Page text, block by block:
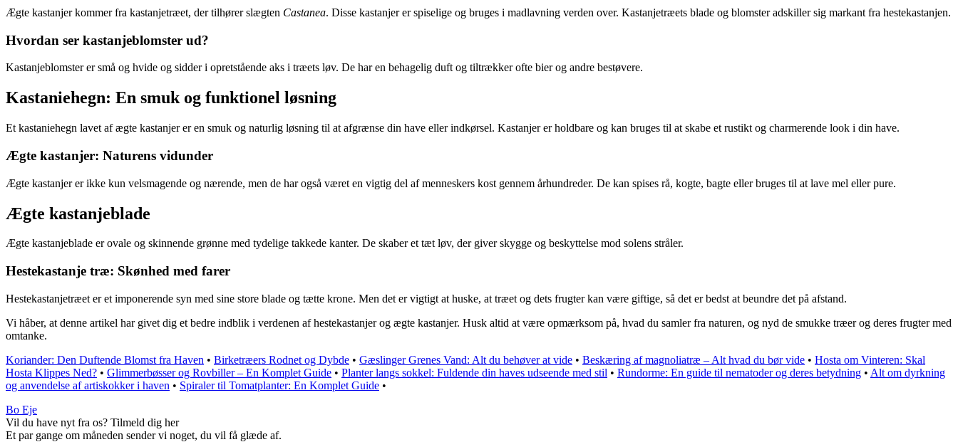
Ægte kastanjer kommer fra kastanjetræet, der tilhører slægten Castanea. Disse kastanjer er spiselige og bruges i madlavning verden over. Kastanjetræets blade og blomster adskiller sig markant fra hestekastanjen.
Hvordan ser kastanjeblomster ud?
Kastanjeblomster er små og hvide og sidder i opretstående aks i træets løv. De har en behagelig duft og tiltrækker ofte bier og andre bestøvere.
Kastaniehegn: En smuk og funktionel løsning
Et kastaniehegn lavet af ægte kastanjer er en smuk og naturlig løsning til at afgrænse din have eller indkørsel. Kastanjer er holdbare og kan bruges til at skabe et rustikt og charmerende look i din have.
Ægte kastanjer: Naturens vidunder
Ægte kastanjer er ikke kun velsmagende og nærende, men de har også været en vigtig del af menneskers kost gennem århundreder. De kan spises rå, kogte, bagte eller bruges til at lave mel eller pure.
Ægte kastanjeblade
Ægte kastanjeblade er ovale og skinnende grønne med tydelige takkede kanter. De skaber et tæt løv, der giver skygge og beskyttelse mod solens stråler.
Hestekastanje træ: Skønhed med farer
Hestekastanjetræet er et imponerende syn med sine store blade og tætte krone. Men det er vigtigt at huske, at træet og dets frugter kan være giftige, så det er bedst at beundre det på afstand.
Vi håber, at denne artikel har givet dig et bedre indblik i verdenen af hestekastanjer og ægte kastanjer. Husk altid at være opmærksom på, hvad du samler fra naturen, og nyd de smukke træer og deres frugter med
omtanke.
Koriander: Den Duftende Blomst fra Haven • Birketræers Rodnet og Dybde • Gæslinger Grenes Vand: Alt du behøver at vide • Beskæring af magnoliatræ – Alt hvad du bør vide • Hosta om Vinteren: Skal
Hosta Klippes Ned? • Glimmerbøsser og Rovbiller – En Komplet Guide • Planter langs sokkel: Fuldende din haves udseende med stil • Rundorme: En guide til nematoder og deres betydning • Alt om dyrkning
og anvendelse af artiskokker i haven • Spiraler til Tomatplanter: En Komplet Guide •
Bo Eje
Vil du have nyt fra os? Tilmeld dig her
Et par gange om måneden sender vi noget, du vil få glæde af.